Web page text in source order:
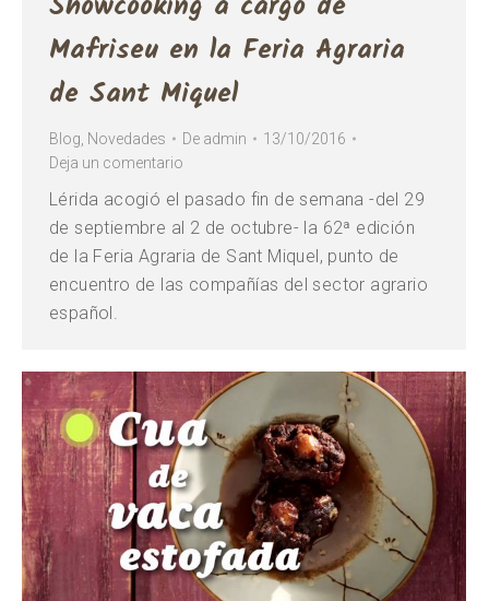
Mafriseu en la Feria Agraria
de Sant Miquel
Blog, Novedades De admin
13/10/2016
Deja un comentario
Lérida acogió el pasado fin de semana -del 29
de septiembre al 2 de octubre- la 62ª edición
de la Feria Agraria de Sant Miquel, punto de
encuentro de las compañías del sector agrario
español.